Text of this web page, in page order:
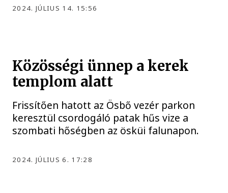
2024. JÚLIUS 14. 15:56
Közösségi ünnep a kerek
templom alatt
Frissítően hatott az Ösbő vezér parkon
keresztül csordogáló patak hűs vize a
szombati hőségben az ösküi falunapon.
2024. JÚLIUS 6. 17:28